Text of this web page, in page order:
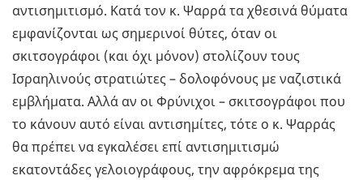
αντισημιτισμό. Κατά τον κ. Ψαρρά τα χθεσινά θύματα
εμφανίζονται ως σημερινοί θύτες, όταν οι
σκιτσογράφοι (και όχι μόνον) στολίζουν τους
Ισραηλινούς στρατιώτες – δολοφόνους με ναζιστικά
εμβλήματα. Αλλά αν οι Φρύνιχοι – σκιτσογράφοι που
το κάνουν αυτό είναι αντισημίτες, τότε ο κ. Ψαρράς
θα πρέπει να εγκαλέσει επί αντισημιτισμώ
εκατοντάδες γελοιογράφους, την αφρόκρεμα της